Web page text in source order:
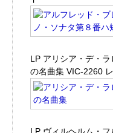
LP アリシア・デ・
の名曲集 VIC-2260
LP ヴィルヘルム・フ